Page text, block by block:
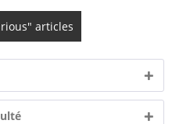
articles